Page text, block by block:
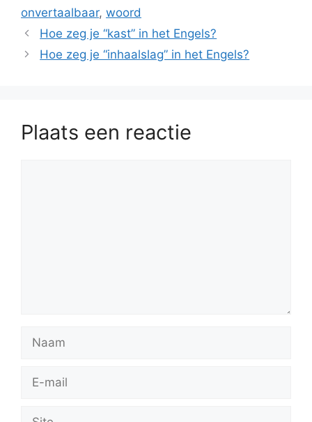
onvertaalbaar, woord
Hoe zeg je “kast” in het Engels?
Hoe zeg je “inhaalslag” in het Engels?
Plaats een reactie
mail